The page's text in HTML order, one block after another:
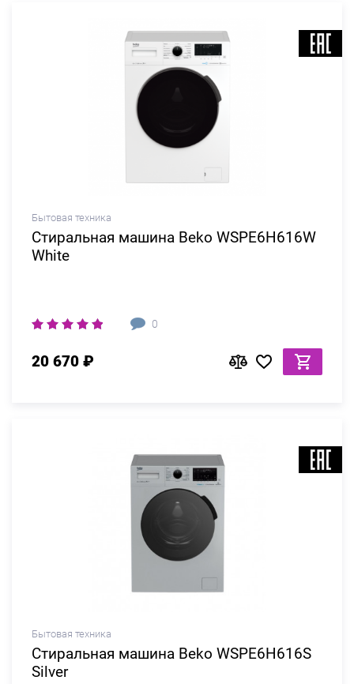
Бытовая техника
Стиральная машина Beko WSPE6H616W
White
0
20 670 ₽
Бытовая техника
Стиральная машина Beko WSPE6H616S
Silver